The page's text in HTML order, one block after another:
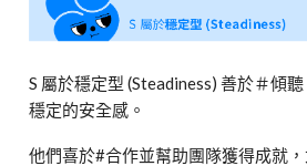
S 屬於穩定型 (Steadiness) 善於＃傾
穩定的安全感。
他們喜於#合作並幫助團隊獲得成就